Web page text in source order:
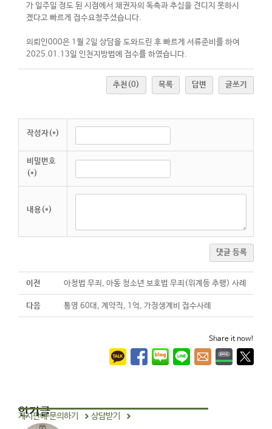
가 일주일 정도 된 시점에서 채권자의 독촉과 추심을 견디지 못하시
겠다고 빠르게 접수요청주셨습니다.
의뢰인000은 1월 2일 상담을 도와드린 후 빠르게 서류준비를 하여
2025.01.13일 인천지방법에 접수를 하였습니다.
추천 (0) 목록 답변 글쓰기
작성자(*)
비밀번호
(*)
내용(*)
댓글 등록
이전 아청법 무죄, 아동 청소년 보호법 무죄(위계등 추행) 사례
다음 통영 60대, 계약직, 1억, 가정생계비 접수사례
Share it now!
인기글
게시판에 문의하기 상담받기